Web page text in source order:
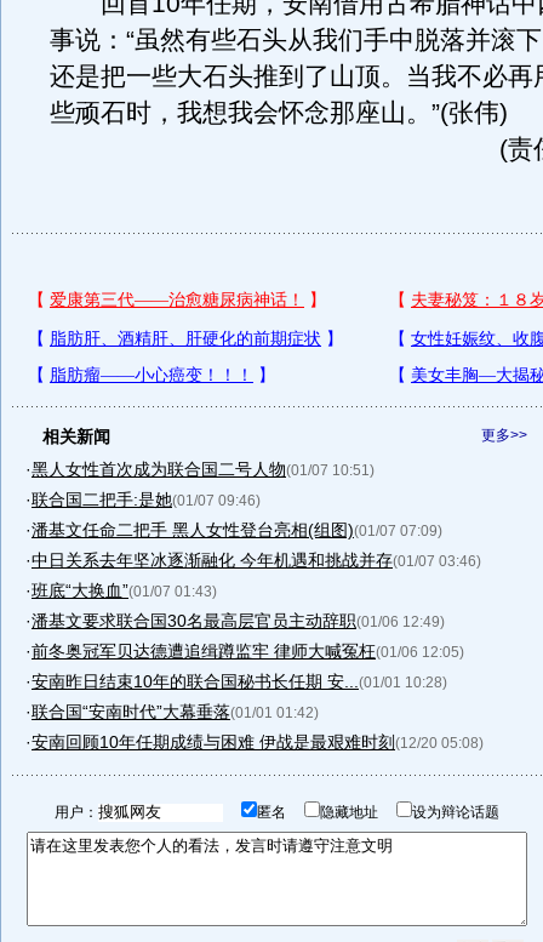
事说：“虽然有些石头从我们手中脱落并滚
还是把一些大石头推到了山顶。当我不必再
些顽石时，我想我会怀念那座山。”(张伟)
(责
更多>>
相关新闻
·黑人女性首次成为联合国二号人物(01/07 10:51)
·联合国二把手:是她(01/07 09:46)
·潘基文任命二把手 黑人女性登台亮相(组图)(01/07 07:09)
·中日关系去年坚冰逐渐融化 今年机遇和挑战并存(01/07 03:46)
·班底“大换血”(01/07 01:43)
·潘基文要求联合国30名最高层官员主动辞职(01/06 12:49)
·前冬奥冠军贝达德遭追缉蹲监牢 律师大喊冤枉(01/06 12:05)
·安南昨日结束10年的联合国秘书长任期 安... (01/01 10:28)
·联合国“安南时代”大幕垂落(01/01 01:42)
·安南回顾10年任期成绩与困难 伊战是最艰难时刻 (12/20 05:08)
用户： 匿名 隐藏地址 设为辩论话题